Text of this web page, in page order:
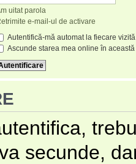
uitat parola
e-mail-ul de activare
Autentifică-mă automat la fiecare vizită
Ascunde starea mea online în
secunde,